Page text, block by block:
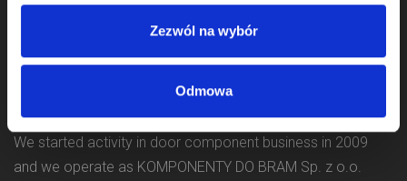
Zezwól na wybór
Odmowa
We started activity in door component business in 2009
and we operate as KOMPONENTY DO BRAM Sp. z o.o.